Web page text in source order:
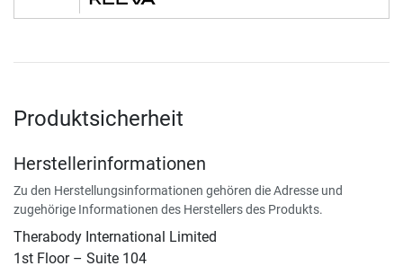
Produktsicherheit
Herstellerinformationen
Zu den Herstellungsinformationen gehören die Adresse und
zugehörige Informationen des Herstellers des Produkts.
Therabody International Limited
1st Floor – Suite 104